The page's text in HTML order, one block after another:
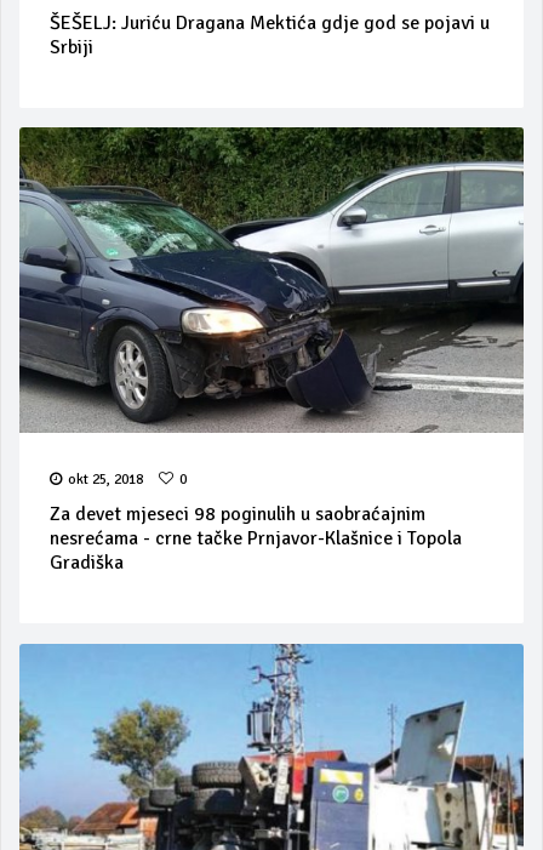
ŠEŠELJ: Juriću Dragana Mektića gdje god se pojavi u
Srbiji
okt 25, 2018 0
Za devet mjeseci 98 poginulih u saobraćajnim
nesrećama - crne tačke Prnjavor-Klašnice i Topola
Gradiška